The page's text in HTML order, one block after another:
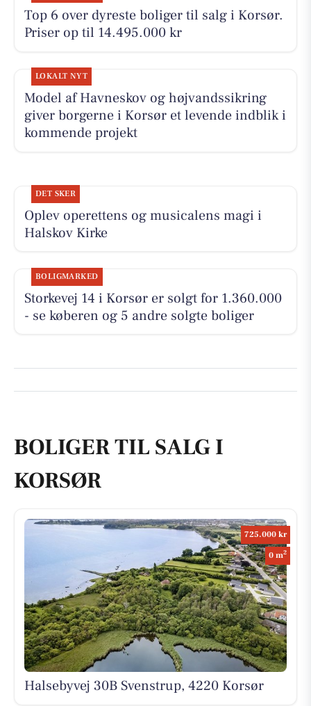
Top 6 over dyreste boliger til salg i Korsør.
Priser op til 14.495.000 kr
LOKALT NYT
Model af Havneskov og højvandssikring
giver borgerne i Korsør et levende indblik i
kommende projekt
DET SKER
Oplev operettens og musicalens magi i
Halskov Kirke
BOLIGMARKED
Storkevej 14 i Korsør er solgt for 1.360.000
- se køberen og 5 andre solgte boliger
BOLIGER TIL SALG I
KORSØR
725.000 kr
0 m2
Halsebyvej 30B Svenstrup, 4220 Korsør